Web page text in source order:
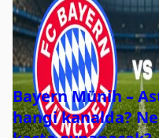
Bayern Münih –
hangi kanalda?